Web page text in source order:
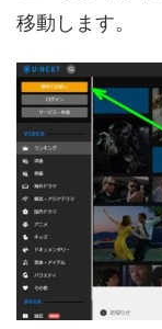
移動します。